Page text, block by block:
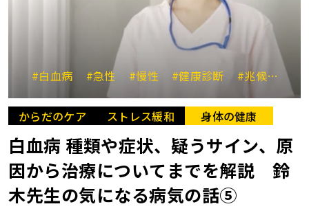
#白血病 #急性 #慢性 #健康診断 #兆候 #早
からだのケア ストレス緩和 身体の健康
白血病 種類や症状、疑うサイン、原
因から治療についてまでを解説 鈴
木先生の気になる病気の話⑤